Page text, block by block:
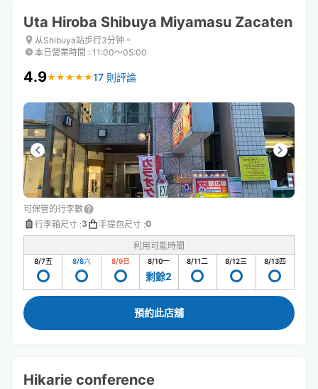
Uta Hiroba Shibuya Miyamasu Zacaten
从Shibuya站步行3分钟。
本日營業時間 : 11:00〜05:00
4.9★ ★ ★ ★ ★
★ ★ ★ ★ ★17 則評論
可保管的行李數
行李箱尺寸 :3 手提包尺寸 :0
利用可能時間
8/7五 8/8六 8/9日 8/10一
剩餘2
8/11二 8/12三 8/13四
預約此店舖
Hikarie conference